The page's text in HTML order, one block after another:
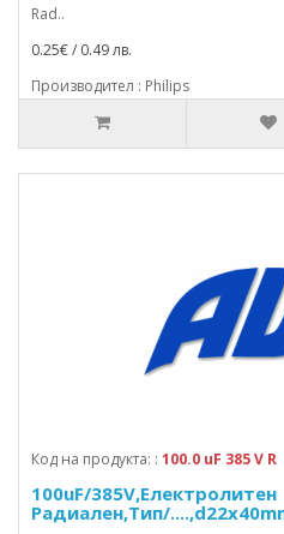
Rad..
0.25€ / 0.49 лв.
Производител : Philips
Код на продукта: : 100.0 uF 385 V R
100uF/385V,Електролитен
Радиален,Тип/